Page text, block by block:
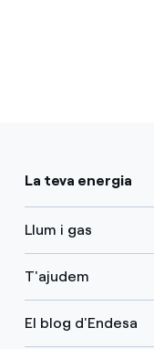
La teva energia
Llum i gas
T'ajudem
El blog d'Endesa